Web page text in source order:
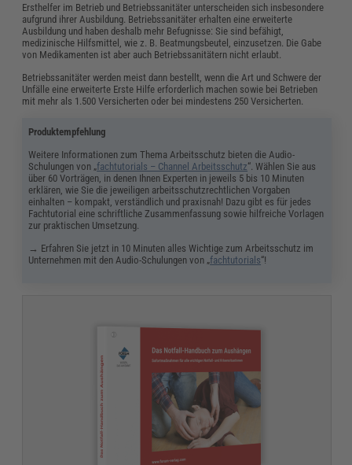
Ersthelfer im Betrieb und Betriebssanitäter unterscheiden sich insbesondere
aufgrund ihrer Ausbildung. Betriebssanitäter erhalten eine erweiterte
Ausbildung und haben deshalb mehr Befugnisse: Sie sind befähigt,
medizinische Hilfsmittel, wie z. B. Beatmungsbeutel, einzusetzen. Die Gabe
von Medikamenten ist aber auch Betriebssanitätern nicht erlaubt.
Betriebssanitäter werden meist dann bestellt, wenn die Art und Schwere der
Unfälle eine erweiterte Erste Hilfe erforderlich machen sowie bei Betrieben
mit mehr als 1.500 Versicherten oder bei mindestens 250 Versicherten.
Produktempfehlung
Weitere Informationen zum Thema Arbeitsschutz bieten die Audio-
Schulungen von „fachtutorials – Channel Arbeitsschutz“. Wählen Sie aus
über 60 Vorträgen, in denen Ihnen Experten in jeweils 5 bis 10 Minuten
erklären, wie Sie die jeweiligen arbeitsschutzrechtlichen Vorgaben
einhalten – kompakt, verständlich und praxisnah! Dazu gibt es für jedes
Fachtutorial eine schriftliche Zusammenfassung sowie hilfreiche Vorlagen
zur praktischen Umsetzung.
→ Erfahren Sie jetzt in 10 Minuten alles Wichtige zum Arbeitsschutz im
Unternehmen mit den Audio-Schulungen von „fachtutorials“!